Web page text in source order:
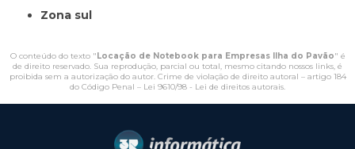
Zona sul
O conteúdo do texto "Locação de Notebook para Empresas Ilha do Pavão" é
de direito reservado. Sua reprodução, parcial ou total, mesmo citando nossos links, é
proibida sem a autorização do autor. Crime de violação de direito autoral – artigo 184
do Código Penal – Lei 9610/98 - Lei de direitos autorais.